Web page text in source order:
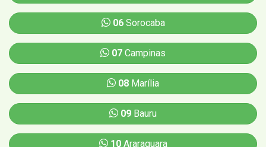
06Sorocaba
07 Campinas
08 Marília
09 Bauru
10Araraquara